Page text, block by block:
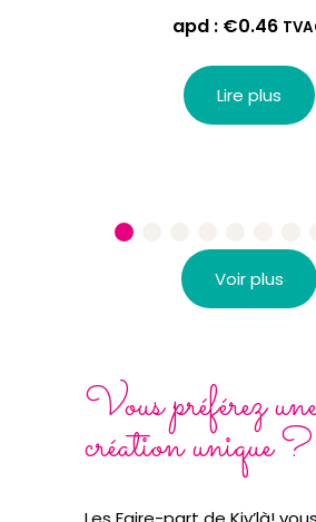
apd : €0.46
Lire plus
Voir plus
Vous préférez
création unique ?